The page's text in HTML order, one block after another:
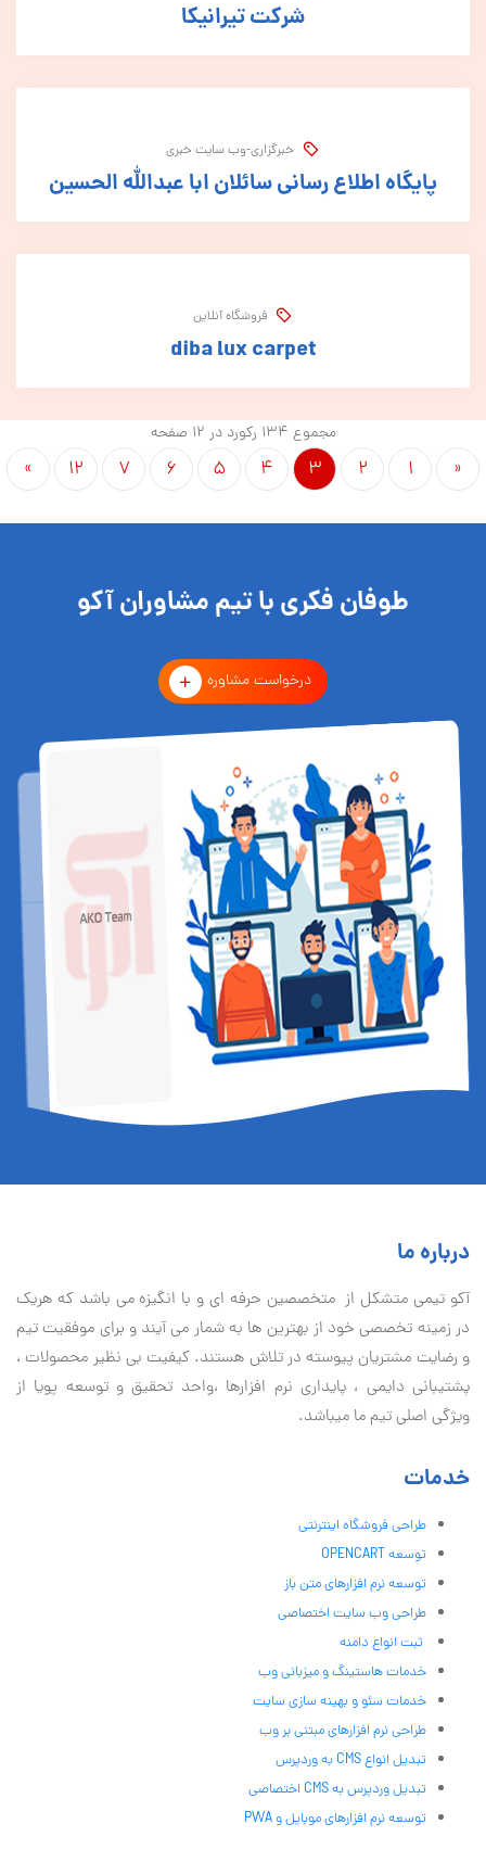
شرکت تیرانیکا
خبرگزاری-وب سایت خبری
پایگاه اطلاع رسانی سائلان ابا عبدالله الحسین
فروشگاه آنلاین
diba lux carpet
مجموع ۱۳۴ رکورد در ۱۲ صفحه
« ۱ ۲ ۳ ۴ ۵ ۶ ۷ ۱۲ »
طوفان فکری با تیم مشاوران آکو
درخواست مشاوره
درباره ما
آكو تيمی متشکل از متخصصین حرفه ای و با انگیزه می باشد که هریک
در زمینه تخصصی خود از بهترین ها به شمار می آیند و برای موفقیت تيم
و رضایت مشتریان پیوسته در تلاش هستند. کیفیت بی نظير محصولات ،
پشتیبانی دايمی ، پایداری نرم افزارها ،واحد تحقیق و توسعه پویا از
ویژگی اصلی تیم ما میباشد.
خدمات
طراحی فروشگاه اینترنتی
توسعه OPENCART
توسعه نرم افزارهای متن باز
طراحی وب سایت اختصاصی
ثبت انواع دامنه
خدمات هاستینگ و میزبانی وب
خدمات سئو و بهینه سازی سایت
طراحی نرم افزارهای مبتنی بر وب
تبدیل انواع CMS به وردپرس
تبدیل وردپرس به CMS اختصاصی
توسعه نرم افزارهای موبایل و PWA